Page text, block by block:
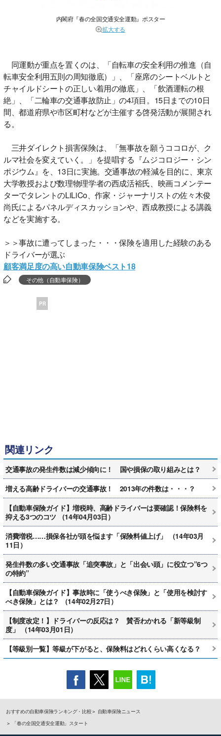
内閣府『春の全国交通安全運動』ポスター
拡大する
同運動が重点を置くのは、「自転車の安全利用の推進（自
転車安全利用五則の周知徹底）」、「座席のシートベルトと
チャイルドシートの正しい着用の徹底」、「飲酒運転の根
絶」、「二輪車の交通事故防止」の4項目。15日までの10日
間、都道府県や市区町村などが主催する啓発活動が展開され
る。
三井ダイレクト損害保険は、「無事故を願うココロが、ク
ルマ社会を変えていく。」を提唱する『ムジコロジー・シン
ポジウム』を、13日に実施。交通事故の軽減を目的に、東京
大学教授および数理物理学者の西成活裕氏、映画コメンテー
ターでタレントのLiLiCo、作家・ジャーナリストの佐々木俊
尚氏によるパネルディスカッションや、西成教授による講義
などを実施する。
＞＞事故に遭ってしまった・・・保険を適用した経験のある
ドライバーが選ぶ
顧客満足度の高い自動車保険ベスト18
その他（自動車保険）
PR
関連リンク
交通事故の発生件数は減少傾向に！ 国や損保の取り組みとは？
増える高齢ドライバーの交通事故！ 2013年の件数は・・・？
【自動車保険ガイド】増税時、高齢ドライバーは要確認！保険料を
抑える3つのコツ （14年04月03日）
消費増税……損保各社が頭を悩ます「保険料値上げ」 （14年03月
11日）
発生件数の多い交通事故「追突事故」と「出会い頭」に役立つ”6つ
の特約”
【自動車保険ガイド】事故時に「使うべき保険」と「使用を検討す
べき保険」とは？ （14年02月27日）
【制度改定！】ドライバーの反応は？ 賛否わかれる「新等級制
度」 （14年03月01日）
【等級別一覧】等級が下がると、保険料はどれくらい高くなる？
おすすめの自動車保険ランキング・比較
自動車保険ニュース
「春の全国交通安全運動」スタート